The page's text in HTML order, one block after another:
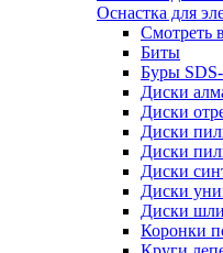
Оснастка для
Смотреть
Биты
Буры
Диски
Диски
Диски
Диски
Диски
Диски
Диски
Коронки